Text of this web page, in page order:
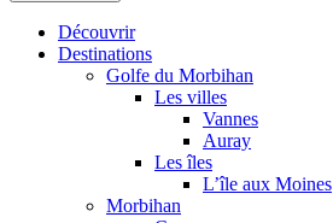
Découvrir
Destinations
Golfe du Morbihan
Les villes
Vannes
Auray
Les îles
L’île aux Moines
Morbihan